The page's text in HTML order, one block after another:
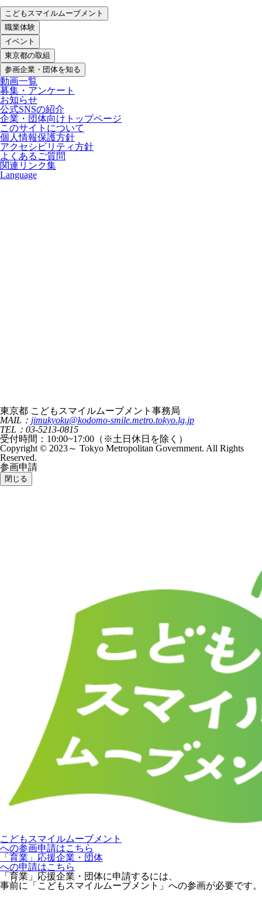
こどもスマイルムーブメント
職業体験
イベント
東京都の取組
参画企業・団体を知る
動画一覧
募集・アンケート
お知らせ
公式SNSの紹介
企業・団体向けトップページ
このサイトについて
個人情報保護方針
アクセシビリティ方針
よくあるご質問
関連リンク集
Language
東京都 こどもスマイルムーブメント事務局
MAIL： jimukyoku@kodomo-smile.metro.tokyo.lg.jp
TEL：03-5213-0815
受付時間：10:00~17:00（※土日休日を除く）
Copyright © 2023～ Tokyo Metropolitan Government. All Rights
Reserved.
参画申請
閉じる
こどもスマイルムーブメント
への参画申請はこちら
「育業」応援企業・団体
への申請はこちら
「育業」応援企業・団体に申請するには、
事前に「こどもスマイルムーブメント」への参画が必要です。